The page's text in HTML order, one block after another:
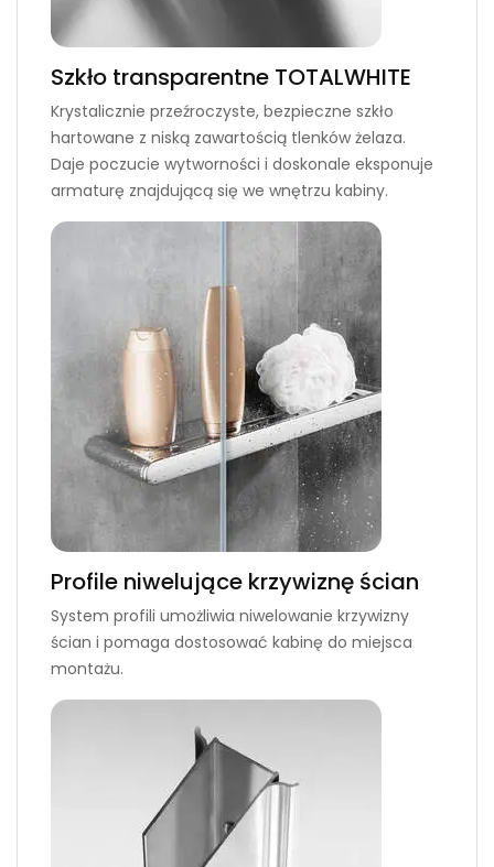
Szkło transparentne TOTALWHITE
Krystalicznie przeźroczyste, bezpieczne szkło
hartowane z niską zawartością tlenków żelaza.
Daje poczucie wytworności i doskonale eksponuje
armaturę znajdującą się we wnętrzu kabiny.
Profile niwelujące krzywiznę ścian
System profili umożliwia niwelowanie krzywizny
ścian i pomaga dostosować kabinę do miejsca
montażu.